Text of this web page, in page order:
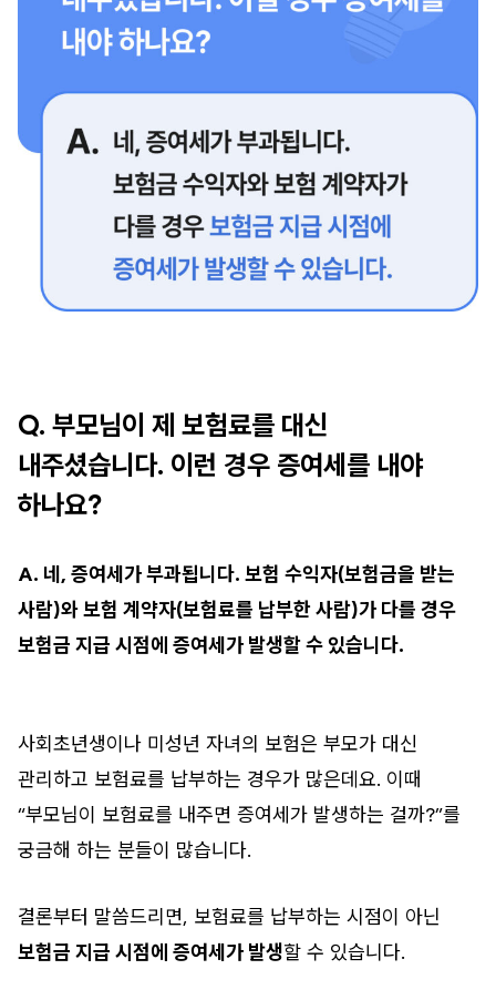
Q. 부모님이 제 보험료를 대신
내주셨습니다. 이런 경우 증여세를 내야
하나요?
A. 네, 증여세가 부과됩니다. 보험 수익자(보험금을 받는
사람)와 보험 계약자(보험료를 납부한 사람)가 다를 경우
보험금 지급 시점에 증여세가 발생할 수 있습니다.
사회초년생이나 미성년 자녀의 보험은 부모가 대신
관리하고 보험료를 납부하는 경우가 많은데요. 이때
“부모님이 보험료를 내주면 증여세가 발생하는 걸까?”를
궁금해 하는 분들이 많습니다.
결론부터 말씀드리면, 보험료를 납부하는 시점이 아닌
보험금 지급 시점에 증여세가 발생할 수 있습니다.